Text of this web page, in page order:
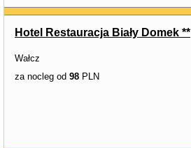
Hotel Restauracja Biały Domek **
Wałcz
za nocleg od 98 PLN